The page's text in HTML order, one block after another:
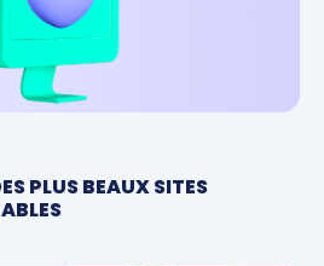
PLUS BEAUX SITES